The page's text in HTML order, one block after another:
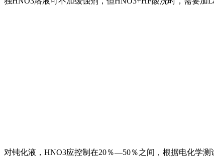
对钝化液，HNO3应控制在20％—50％之间，根据电化学